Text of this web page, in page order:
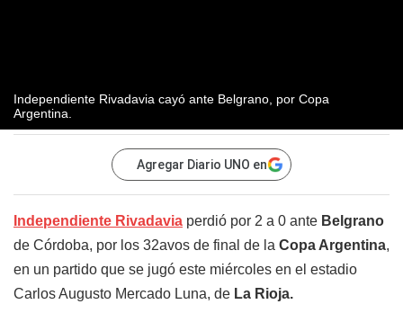
Independiente Rivadavia cayó ante Belgrano, por Copa
Argentina.
Agregar Diario UNO en
Independiente Rivadavia perdió por 2 a 0 ante Belgrano
de Córdoba, por los 32avos de final de la Copa Argentina,
en un partido que se jugó este miércoles en el estadio
Carlos Augusto Mercado Luna, de La Rioja.